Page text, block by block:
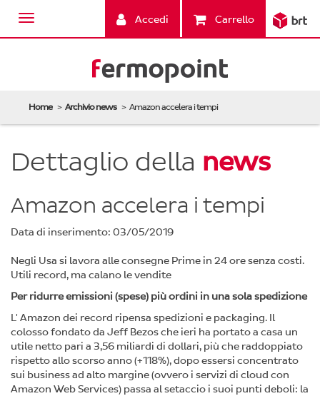
Accedi Carrello
Home Archivio news Amazon accelera i tempi
Dettaglio della news
Amazon accelera i tempi
Data di inserimento: 03/05/2019
Negli Usa si lavora alle consegne Prime in 24 ore senza costi.
Utili record, ma calano le vendite
Per ridurre emissioni (spese) più ordini in una sola spedizione
L' Amazon dei record ripensa spedizioni e packaging. Il
colosso fondato da Jeff Bezos che ieri ha portato a casa un
utile netto pari a 3,56 miliardi di dollari, più che raddoppiato
rispetto allo scorso anno (+118%), dopo essersi concentrato
sui business ad alto margine (ovvero i servizi di cloud con
Amazon Web Services) passa al setaccio i suoi punti deboli: la